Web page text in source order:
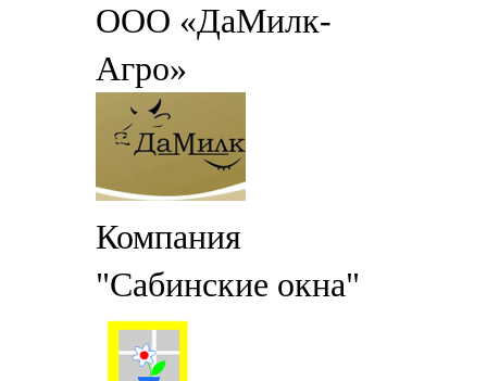
ООО «ДаМилк-
Агро»
Компания
"Сабинские окна"